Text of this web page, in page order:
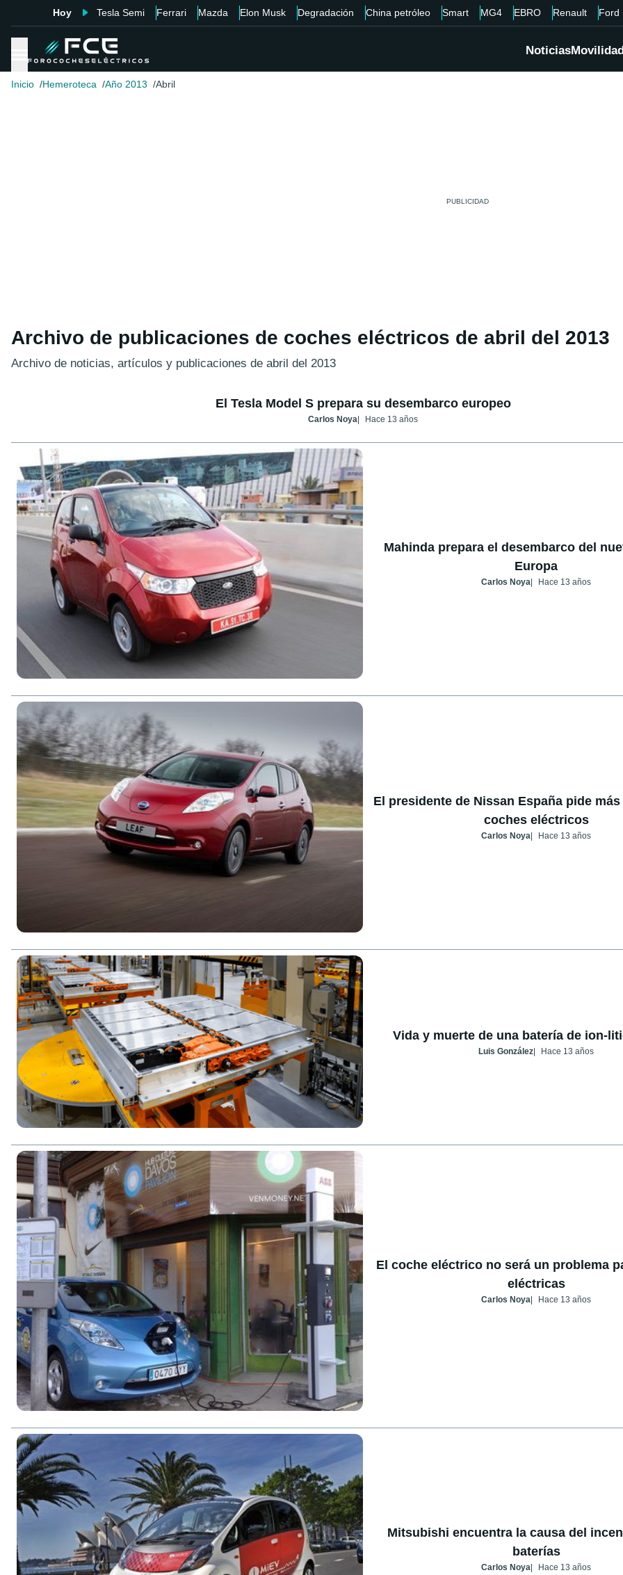
Hoy Tesla Semi Ferrari Mazda Elon Musk Degradación China petróleo Smart MG4 EBRO Renault Ford
Noticias
Inicio Hemeroteca Año 2013 Abril
Archivo de publicaciones de coches eléctricos de abril del 2013
Archivo de noticias, artículos y publicaciones de abril del 2013
El Tesla Model S prepara su desembarco europeo
Carlos Noya Hace 13 años
Mahinda prepara el desembarco del
Europa
Carlos Noya Hace 13 años
El presidente de Nissan España pide
coches eléctricos
Carlos Noya Hace 13 años
Vida y muerte de una batería de ion-
Luis González Hace 13 años
El coche eléctrico no será un problema
eléctricas
Carlos Noya Hace 13 años
Mitsubishi encuentra la causa del
baterías
Carlos Noya Hace 13 años